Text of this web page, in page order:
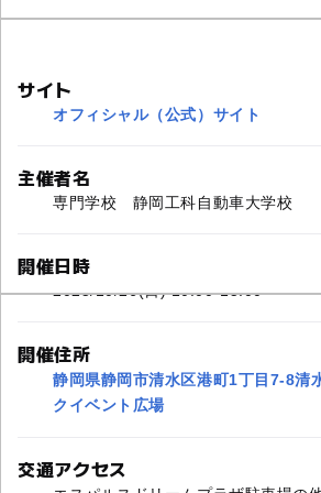
サイト
オフィシャル（公式）サイト
主催者名
専門学校 静岡工科自動車大学校
開催日時
2025/10/26(日) 10:00-15:00
開催住所
静岡県静岡市清水区港町1丁目7-8清
クイベント広場
交通アクセス